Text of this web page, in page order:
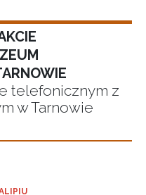
telefonicznym z
w Tarnowie